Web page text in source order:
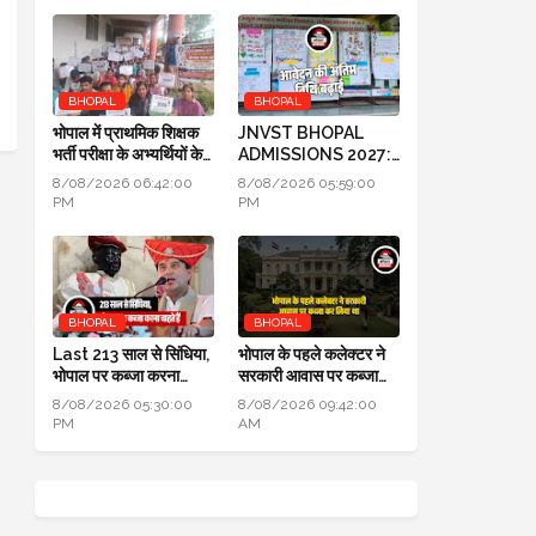
BHOPAL
भोपाल में प्राथमिक शिक्षक
भर्ती परीक्षा के अभ्यर्थियों के
प्रदर्शन का दूसरा दिन
8/08/2026 06:42:00
PM
BHOPAL
JNVST BHOPAL
ADMISSIONS 2027:
कक्षा 6 में प्रवेश के लिए
आवेदन की अंतिम तिथि बढ़ाई
8/08/2026 05:59:00
PM
BHOPAL
Last 213 साल से सिंधिया,
भोपाल पर कब्जा करना
चाहते हैं लेकिन सफल नहीं हो
पाए
8/08/2026 05:30:00
PM
BHOPAL
भोपाल के पहले कलेक्टर ने
सरकारी आवास पर कब्जा
कर लिया था, हाई कोर्ट में
हुआ खुलासा
8/08/2026 09:42:00
AM